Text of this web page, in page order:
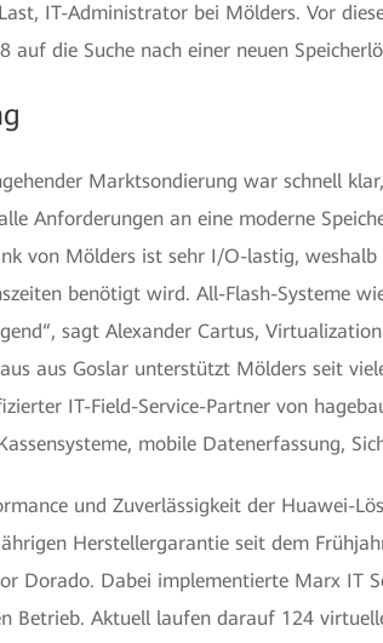
IT-Administrator bei Mölders. Vor
auf die Suche nach einer neuen
Marktsondierung war schnell
Anforderungen an eine moderne
von Mölders ist sehr I/O-lastig,
benötigt wird. All-Flash-Systeme
sagt Alexander Cartus,
aus Goslar unterstützt Mölders seit
IT-Field-Service-Partner von
mobile Datenerfassung,
und Zuverlässigkeit der Huawei-
Herstellergarantie seit dem
Dorado. Dabei implementierte Marx IT
Betrieb. Aktuell laufen darauf 124